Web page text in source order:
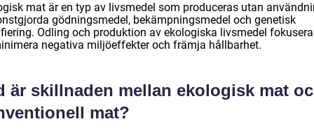
mat är en typ av livsmedel som produceras utan
gödningsmedel, bekämpningsmedel och genetisk
Odling och produktion av ekologiska livsmedel
negativa miljöeffekter och främja hållbarhet.
är skillnaden mellan ekologisk mat
mat?